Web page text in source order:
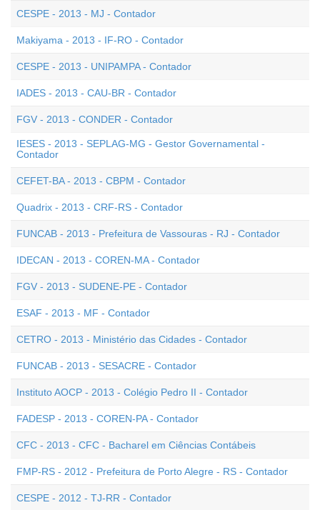
CESPE - 2013 - MJ - Contador
Makiyama - 2013 - IF-RO - Contador
CESPE - 2013 - UNIPAMPA - Contador
IADES - 2013 - CAU-BR - Contador
FGV - 2013 - CONDER - Contador
IESES - 2013 - SEPLAG-MG - Gestor Governamental -
Contador
CEFET-BA - 2013 - CBPM - Contador
Quadrix - 2013 - CRF-RS - Contador
FUNCAB - 2013 - Prefeitura de Vassouras - RJ - Contador
IDECAN - 2013 - COREN-MA - Contador
FGV - 2013 - SUDENE-PE - Contador
ESAF - 2013 - MF - Contador
CETRO - 2013 - Ministério das Cidades - Contador
FUNCAB - 2013 - SESACRE - Contador
Instituto AOCP - 2013 - Colégio Pedro II - Contador
FADESP - 2013 - COREN-PA - Contador
CFC - 2013 - CFC - Bacharel em Ciências Contábeis
FMP-RS - 2012 - Prefeitura de Porto Alegre - RS - Contador
CESPE - 2012 - TJ-RR - Contador